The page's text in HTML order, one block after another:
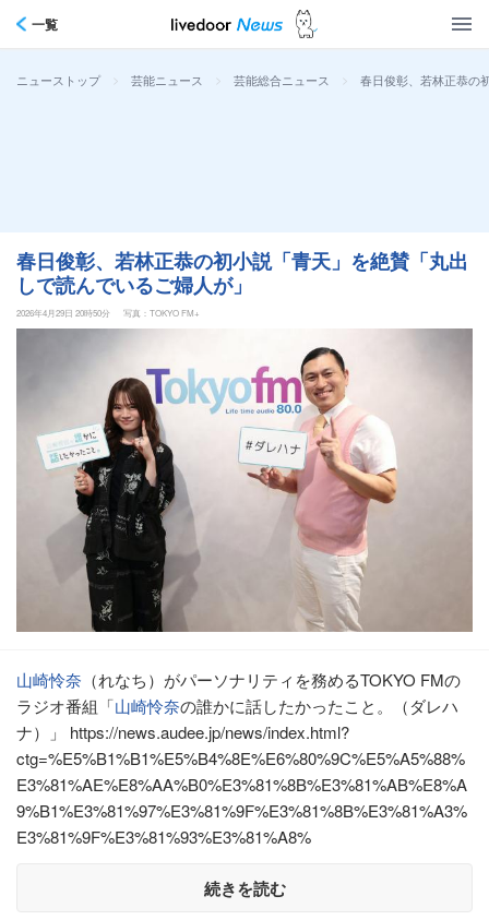
一覧
ニューストップ > 芸能ニュース > 芸能総合ニュース > 春日俊彰、若林正恭の
春日俊彰、若林正恭の初小説「青天」を絶賛「丸出
しで読んでいるご婦人が」
2026年4月29日 20時50分 写真：TOKYO FM+
山崎怜奈 （れなち）がパーソナリティを務めるTOKYO FMの
ラジオ番組「山崎怜奈の誰かに話したかったこと。（ダレハ
ナ）」 https://news.audee.jp/news/index.html?
ctg=%E5%B1%B1%E5%B4%8E%E6%80%9C%E5%A5%88%
E3%81%AE%E8%AA%B0%E3%81%8B%E3%81%AB%E8%A
9%B1%E3%81%97%E3%81%9F%E3%81%8B%E3%81%A3%
E3%81%9F%E3%81%93%E3%81%A8%
続きを読む